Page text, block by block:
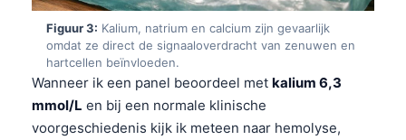
Figuur 3: Kalium, natrium en calcium zijn gevaarlijk
omdat ze direct de signaaloverdracht van zenuwen en
hartcellen beïnvloeden.
Wanneer ik een panel beoordeel met kalium 6,3
mmol/L en bij een normale klinische
voorgeschiedenis kijk ik meteen naar hemolyse,